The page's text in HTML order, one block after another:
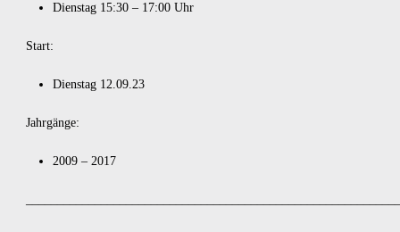
Dienstag 15:30 – 17:00 Uhr
Start:
Dienstag 12.09.23
Jahrgänge:
2009 – 2017